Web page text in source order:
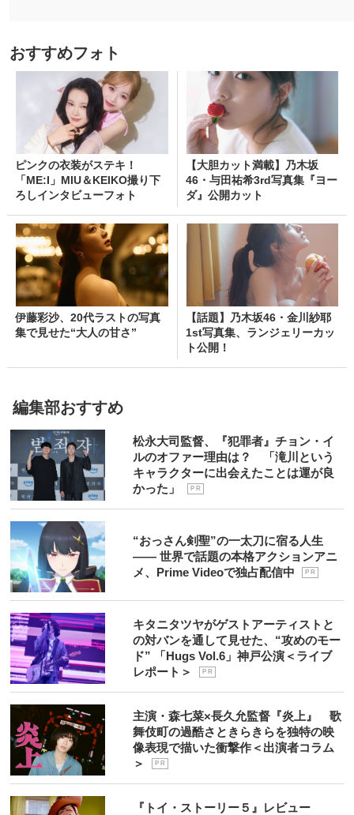
おすすめフォト
ピンクの衣装がステキ！
「ME:I」MIU＆KEIKO撮り下
ろしインタビューフォト
【大胆カット満載】乃木坂
46・与田祐希3rd写真集『ヨー
ダ』公開カット
伊藤彩沙、20代ラストの写真
集で見せた“大人の甘さ”
【話題】乃木坂46・金川紗耶
1st写真集、ランジェリーカッ
ト公開！
編集部おすすめ
松永大司監督、『犯罪者』チョン・イ
ルのオファー理由は？ 「滝川という
キャラクターに出会えたことは運が良
かった」
P R
“おっさん剣聖”の一太刀に宿る人生
―― 世界で話題の本格アクションアニ
メ、Prime Videoで独占配信中
P R
キタニタツヤがゲストアーティストと
の対バンを通して見せた、“攻めのモー
ド” 「Hugs Vol.6」神戸公演＜ライブ
レポート＞
P R
主演・森七菜×長久允監督『炎上』 歌
舞伎町の過酷さときらきらを独特の映
像表現で描いた衝撃作＜出演者コラム
＞
P R
『トイ・ストーリー５』レビュー